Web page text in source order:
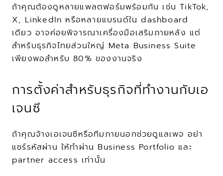
ถ้าคุณต้องดูหลายแพลตฟอร์มพร้อมกัน เช่น TikTok,
X, LinkedIn หรือหลายแบรนด์ใน dashboard
เดียว อาจค่อยพิจารณาเครื่องมือเสริมภายหลัง แต่
สำหรับธุรกิจไทยส่วนใหญ่ Meta Business Suite
เพียงพอสำหรับ 80% ของงานจริง
การตั้งค่าสำหรับธุรกิจที่ทำงานกับเอ
เจนซี
ถ้าคุณจ้างเอเจนซีหรือทีมภายนอกช่วยดูแลเพจ อย่า
แชร์รหัสผ่าน ให้ทำผ่าน Business Portfolio และ
partner access เท่านั้น